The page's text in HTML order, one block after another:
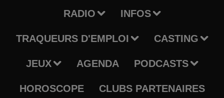
RADIO INFOS
TRAQUEURS D'EMPLOI CASTING
JEUX AGENDA PODCASTS
HOROSCOPE CLUBS PARTENAIRES